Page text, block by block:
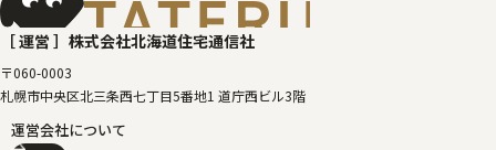
［ 運営 ］ 株式会社北海道住宅通信社
〒060-0003
札幌市中央区北三条西七丁目5番地1 道庁西ビル3階
運営会社について